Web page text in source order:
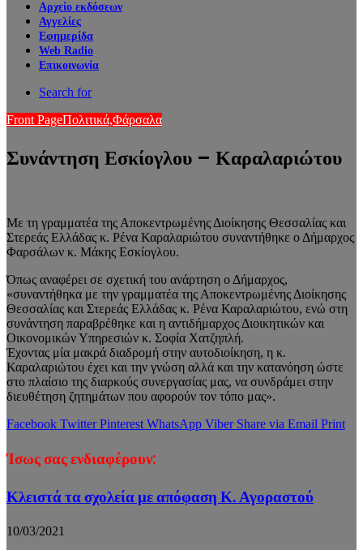
Αρχείο εκδόσεων
Αγγελίες
Εφημερίδα
Web Radio
Επικοινωνία
Search for
Front PageΠολιτικά,Φάρσαλα
Συνάντηση Εσκίογλου – Καραλαριώτου
Με τη γραμματέα της Αποκεντρωμένης Διοίκησης Θεσσαλίας και
Στερεάς Ελλάδας κ. Ρένα Καραλαριώτου συναντήθηκε ο Δήμαρχος
Φαρσάλων κ. Μάκης Εσκίογλου.
Όπως αναφέρει σε σχετική του ανάρτηση ο Δήμαρχος,
«συναντήθηκα με την γραμματέα της Αποκεντρωμένης Διοίκησης
Θεσσαλίας και Στερεάς Ελλάδας κ. Ρένα Καραλαριώτου, ενώ στη
συνάντηση παραβρέθηκε και η αντιδήμαρχος Διοικητικών και
Οικονομικών Υπηρεσιών κ. Σοφία Χατζηπλή.
Έχοντας μία μακρά διαδρομή στην αυτοδιοίκηση, η κ.
Καραλαριώτου έχει και την γνώση αλλά και την κατανόηση ώστε
στο πλαίσιο της διαρκούς συνεργασίας μας, να συνδράμει στην
διευθέτηση ζητημάτων που αφορούν τον τόπο μας».
Facebook Twitter Pinterest WhatsApp Viber Share via Email Print
Ίσως σας ενδιαφέρουν:
Κλειστά τα σχολεία με απόφαση Κ. Αγοραστού
10/03/2021